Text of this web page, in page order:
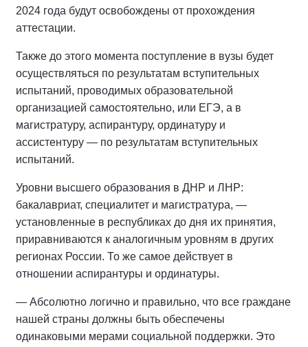
2024 года будут освобождены от прохождения
аттестации.
Также до этого момента поступление в вузы будет
осуществляться по результатам вступительных
испытаний, проводимых образовательной
организацией самостоятельно, или ЕГЭ, а в
магистратуру, аспирантуру, ординатуру и
ассистентуру — по результатам вступительных
испытаний.
Уровни высшего образования в ДНР и ЛНР:
бакалавриат, специалитет и магистратура, —
установленные в республиках до дня их принятия,
приравниваются к аналогичным уровням в других
регионах России. То же самое действует в
отношении аспирантуры и ординатуры.
— Абсолютно логично и правильно, что все граждане
нашей страны должны быть обеспечены
одинаковыми мерами социальной поддержки. Это